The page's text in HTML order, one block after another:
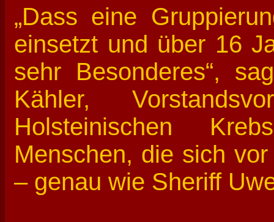
„Dass eine
einsetzt und über 16
sehr Besonderes“,
Kähler,
Holsteinischen
Menschen, die sich
– genau wie Sheriff